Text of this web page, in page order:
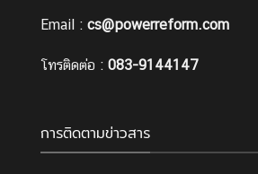
Email : cs@powerreform.com
โทรติดต่อ : 083-9144147
การติดตามข่าวสาร